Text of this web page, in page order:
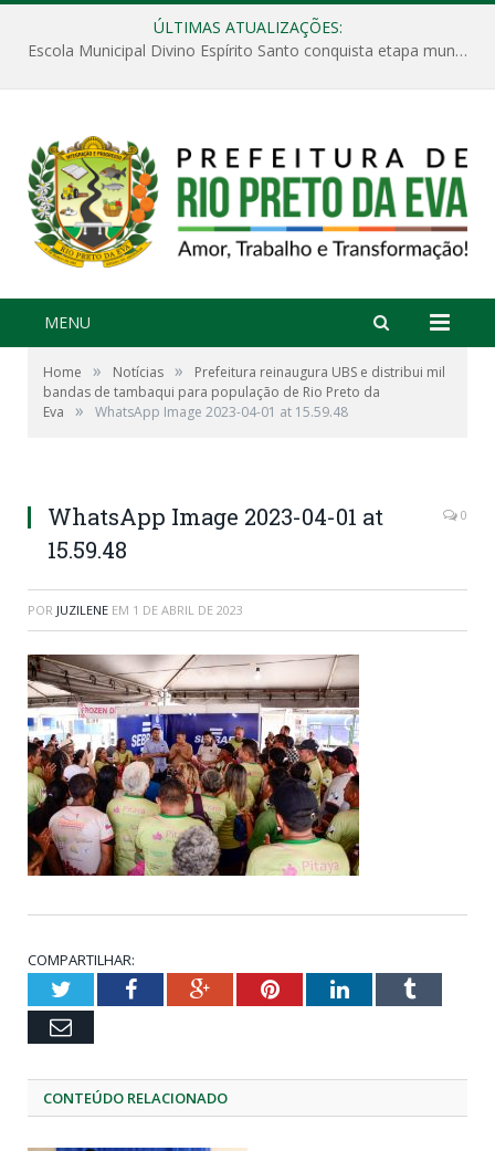
ÚLTIMAS ATUALIZAÇÕES:
Escola Municipal Divino Espírito Santo conquista etapa municipal da V Feira Amazonense de Matemática
MENU
Home » Notícias »
Prefeitura reinaugura UBS e distribui mil
bandas de tambaqui para população de Rio Preto da
Eva
» WhatsApp Image 2023-04-01 at 15.59.48
WhatsApp Image 2023-04-01 at
15.59.48
0
POR JUZILENE EM 1 DE ABRIL DE 2023
COMPARTILHAR:
TwitterFacebookGoogle+PinterestLinkedInTumblr
Email
CONTEÚDO RELACIONADO